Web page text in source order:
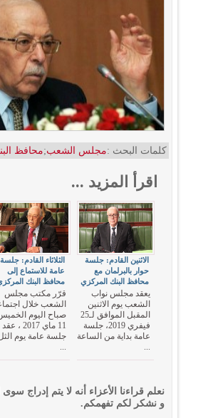
كلمات البحث :مجلس الشعب;محافظ
اقرأ المزيد ...
الثلاثاء القادم: جلسة
عامة للاستماع إلى
محافظ البنك
قرّر مكتب مجلس
الشعب خلال
صباح اليوم
11 ماي 2017 ، عقد
جلسة عامة يوم
...
الاثنين القادم: جلسة
حوار بالبرلمان مع
محافظ البنك المركزي
يعقد مجلس نواب
الشعب يوم الاثنين
المقبل الموافق لـ25
فيفري 2019، جلسة
عامة بداية من الساعة
...
نعلم قراءنا الأعزاء أنه لا يتم إدراج سوى
و نشكر لكم تفهمكم.